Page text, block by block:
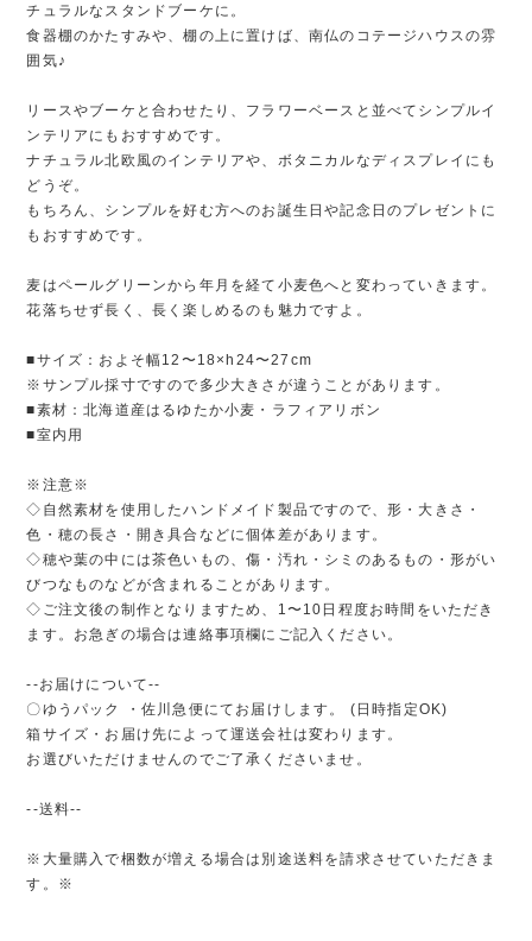
チュラルなスタンドブーケに。
食器棚のかたすみや、棚の上に置けば、南仏のコテージハウスの雰
囲気♪
リースやブーケと合わせたり、フラワーベースと並べてシンプルイ
ンテリアにもおすすめです。
ナチュラル北欧風のインテリアや、ボタニカルなディスプレイにも
どうぞ。
もちろん、シンプルを好む方へのお誕生日や記念日のプレゼントに
もおすすめです。
麦はペールグリーンから年月を経て小麦色へと変わっていきます。
花落ちせず長く、長く楽しめるのも魅力ですよ。
■サイズ：およそ幅12〜18×h24〜27cm
※サンプル採寸ですので多少大きさが違うことがあります。
■素材：北海道産はるゆたか小麦・ラフィアリボン
■室内用
※注意※
◇自然素材を使用したハンドメイド製品ですので、形・大きさ・
色・穂の長さ・開き具合などに個体差があります。
◇穂や葉の中には茶色いもの、傷・汚れ・シミのあるもの・形がい
びつなものなどが含まれることがあります。
◇ご注文後の制作となりますため、1〜10日程度お時間をいただき
ます。お急ぎの場合は連絡事項欄にご記入ください。
--お届けについて--
〇ゆうパック ・佐川急便にてお届けします。 (日時指定OK)
箱サイズ・お届け先によって運送会社は変わります。
お選びいただけませんのでご了承くださいませ。
--送料--
※大量購入で梱数が増える場合は別途送料を請求させていただきま
す。※